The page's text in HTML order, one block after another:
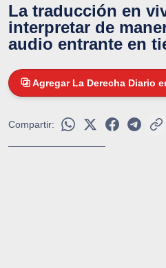
La traducción en
interpretar de
audio entrante en
Agregar La Derecha Diario
Compartir: